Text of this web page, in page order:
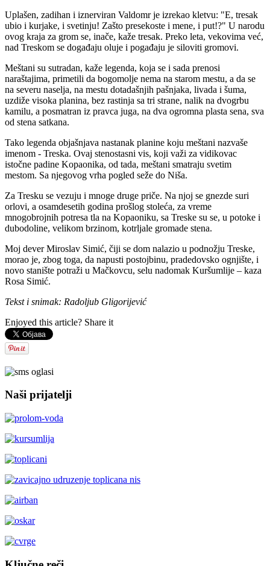
Uplašen, zadihan i iznerviran Valdomr je izrekao kletvu: "E, tresak
ubio i kurjake, i svetinju! Zašto presekoste i mene, i put!?" U narodu
ovog kraja za grom se, inače, kaže tresak. Preko leta, vekovima već,
nad Treskom se događaju oluje i pogađaju je siloviti gromovi.
Meštani su sutradan, kaže legenda, koja se i sada prenosi
naraštajima, primetili da bogomolje nema na starom mestu, a da se
na severu naselja, na mestu dotadašnjih pašnjaka, livada i šuma,
uzdiže visoka planina, bez rastinja sa tri strane, nalik na dvogrbu
kamilu, a posmatran iz pravca juga, na dva ogromna plasta sena, sva
od stena satkana.
Tako legenda objašnjava nastanak planine koju meštani nazvaše
imenom - Treska. Ovaj stenostasni vis, koji važi za vidikovac
istočne padine Kopaonika, od tada, meštani smatraju svetim
mestom. Sa njegovog vrha pogled seže do Niša.
Za Tresku se vezuju i mnoge druge priče. Na njoj se gnezde suri
orlovi, a osamdesetih godina prošlog stoleća, za vreme
mnogobrojnih potresa tla na Kopaoniku, sa Treske su se, u potoke i
dubodoline, velikom brzinom, kotrljale gromade stena.
Moj dever Miroslav Simić, čiji se dom nalazio u podnožju Treske,
morao je, zbog toga, da napusti postojbinu, pradedovsko ognjište, i
novo stanište potraži u Mačkovcu, selu nadomak Kuršumlije – kaza
Rosa Simić.
Tekst i snimak: Radoljub Gligorijević
Enjoyed this article? Share it
Naši prijatelji